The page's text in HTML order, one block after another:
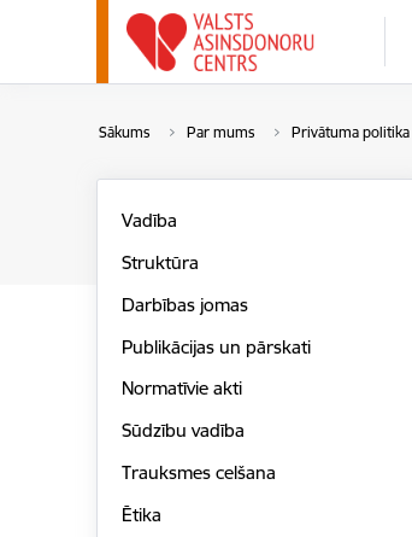
Pāriet uz lapas saturu
Sākums Par mums Privātuma politika
Vadība
Struktūra
Darbības jomas
Publikācijas un pārskati
Normatīvie akti
Sūdzību vadība
Trauksmes celšana
Ētika